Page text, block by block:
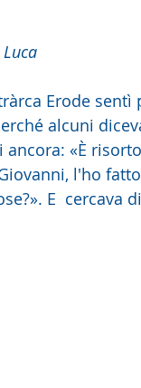
Erode
alcuni
ancora: «È
E  cercava